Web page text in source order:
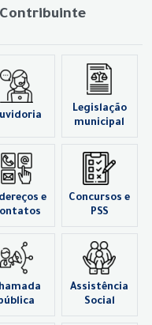
Contribuinte
Legislação
municipal
e
Concursos e
PSS
Assistência
Social